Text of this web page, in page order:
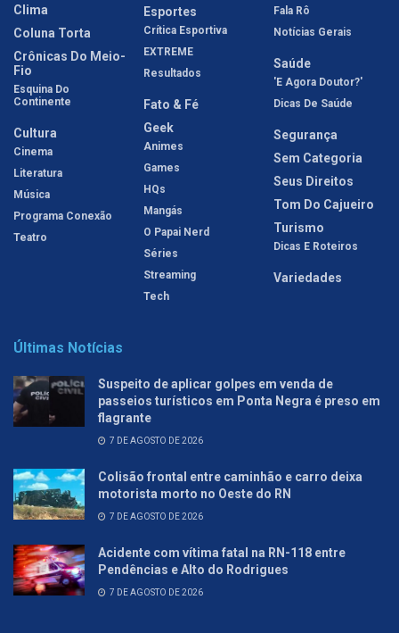
Clima
Coluna Torta
Crônicas Do Meio-
Fio
Esquina Do
Continente
Cultura
Cinema
Literatura
Música
Programa Conexão
Teatro
Esportes
Crítica Esportiva
EXTREME
Resultados
Fato & Fé
Geek
Animes
Games
HQs
Mangás
O Papai Nerd
Séries
Streaming
Tech
Fala Rô
Notícias Gerais
Saúde
'E Agora Doutor?'
Dicas De Saúde
Segurança
Sem Categoria
Seus Direitos
Tom Do Cajueiro
Turismo
Dicas E Roteiros
Variedades
Últimas Notícias
Suspeito de aplicar golpes em venda de
passeios turísticos em Ponta Negra é preso em
flagrante
7 DE AGOSTO DE 2026
Colisão frontal entre caminhão e carro deixa
motorista morto no Oeste do RN
7 DE AGOSTO DE 2026
Acidente com vítima fatal na RN-118 entre
Pendências e Alto do Rodrigues
7 DE AGOSTO DE 2026